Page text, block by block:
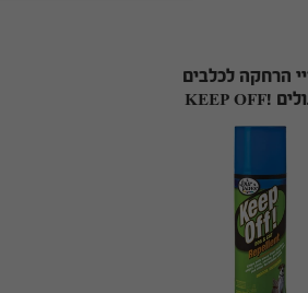
הרחקה לכלבים
וחתולים KEEP OFF!
REPELLENT